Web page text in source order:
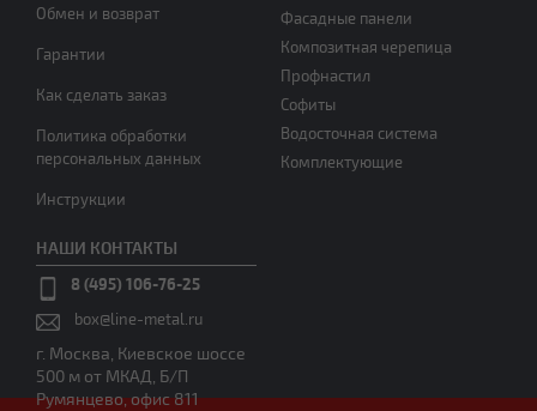
НАШИ КОНТАКТЫ
8 (495) 106-76-25
box@line-metal.ru
г. Москва, Киевское шоссе
500 м от МКАД, Б/П
Румянцево, офис 811
Обмен и возврат
Гарантии
Как сделать заказ
Политика обработки
персональных данных
Инструкции
Фасадные панели
Композитная черепица
Профнастил
Софиты
Водосточная система
Комплектующие